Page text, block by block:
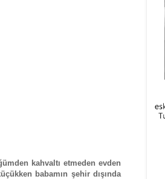
kahvaltı etmeden evden
babamın şehir dışında